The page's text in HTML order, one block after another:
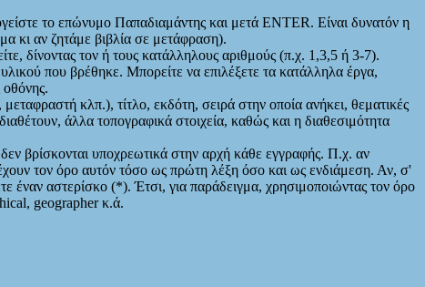
το επώνυμο Παπαδιαμάντης και μετά ENTER. Είναι δυνατόν η
κι αν ζητάμε βιβλία σε μετάφραση).
δίνοντας τον ή τους κατάλληλους αριθμούς (π.χ. 1,3,5 ή 3-7).
που βρέθηκε. Μπορείτε να επιλέξετε τα κατάλληλα έργα,
οθόνης.
κλπ.), τίτλο, εκδότη, σειρά στην οποία ανήκει, θεματικές
άλλα τοπογραφικά στοιχεία, καθώς και η διαθεσιμότητα
βρίσκονται υποχρεωτικά στην αρχή κάθε εγγραφής. Π.χ. αν
τον όρο αυτόν τόσο ως πρώτη λέξη όσο και ως ενδιάμεση. Αν, σ'
έναν αστερίσκο (*). Έτσι, για παράδειγμα, χρησιμοποιώντας τον όρο
geographer κ.ά.